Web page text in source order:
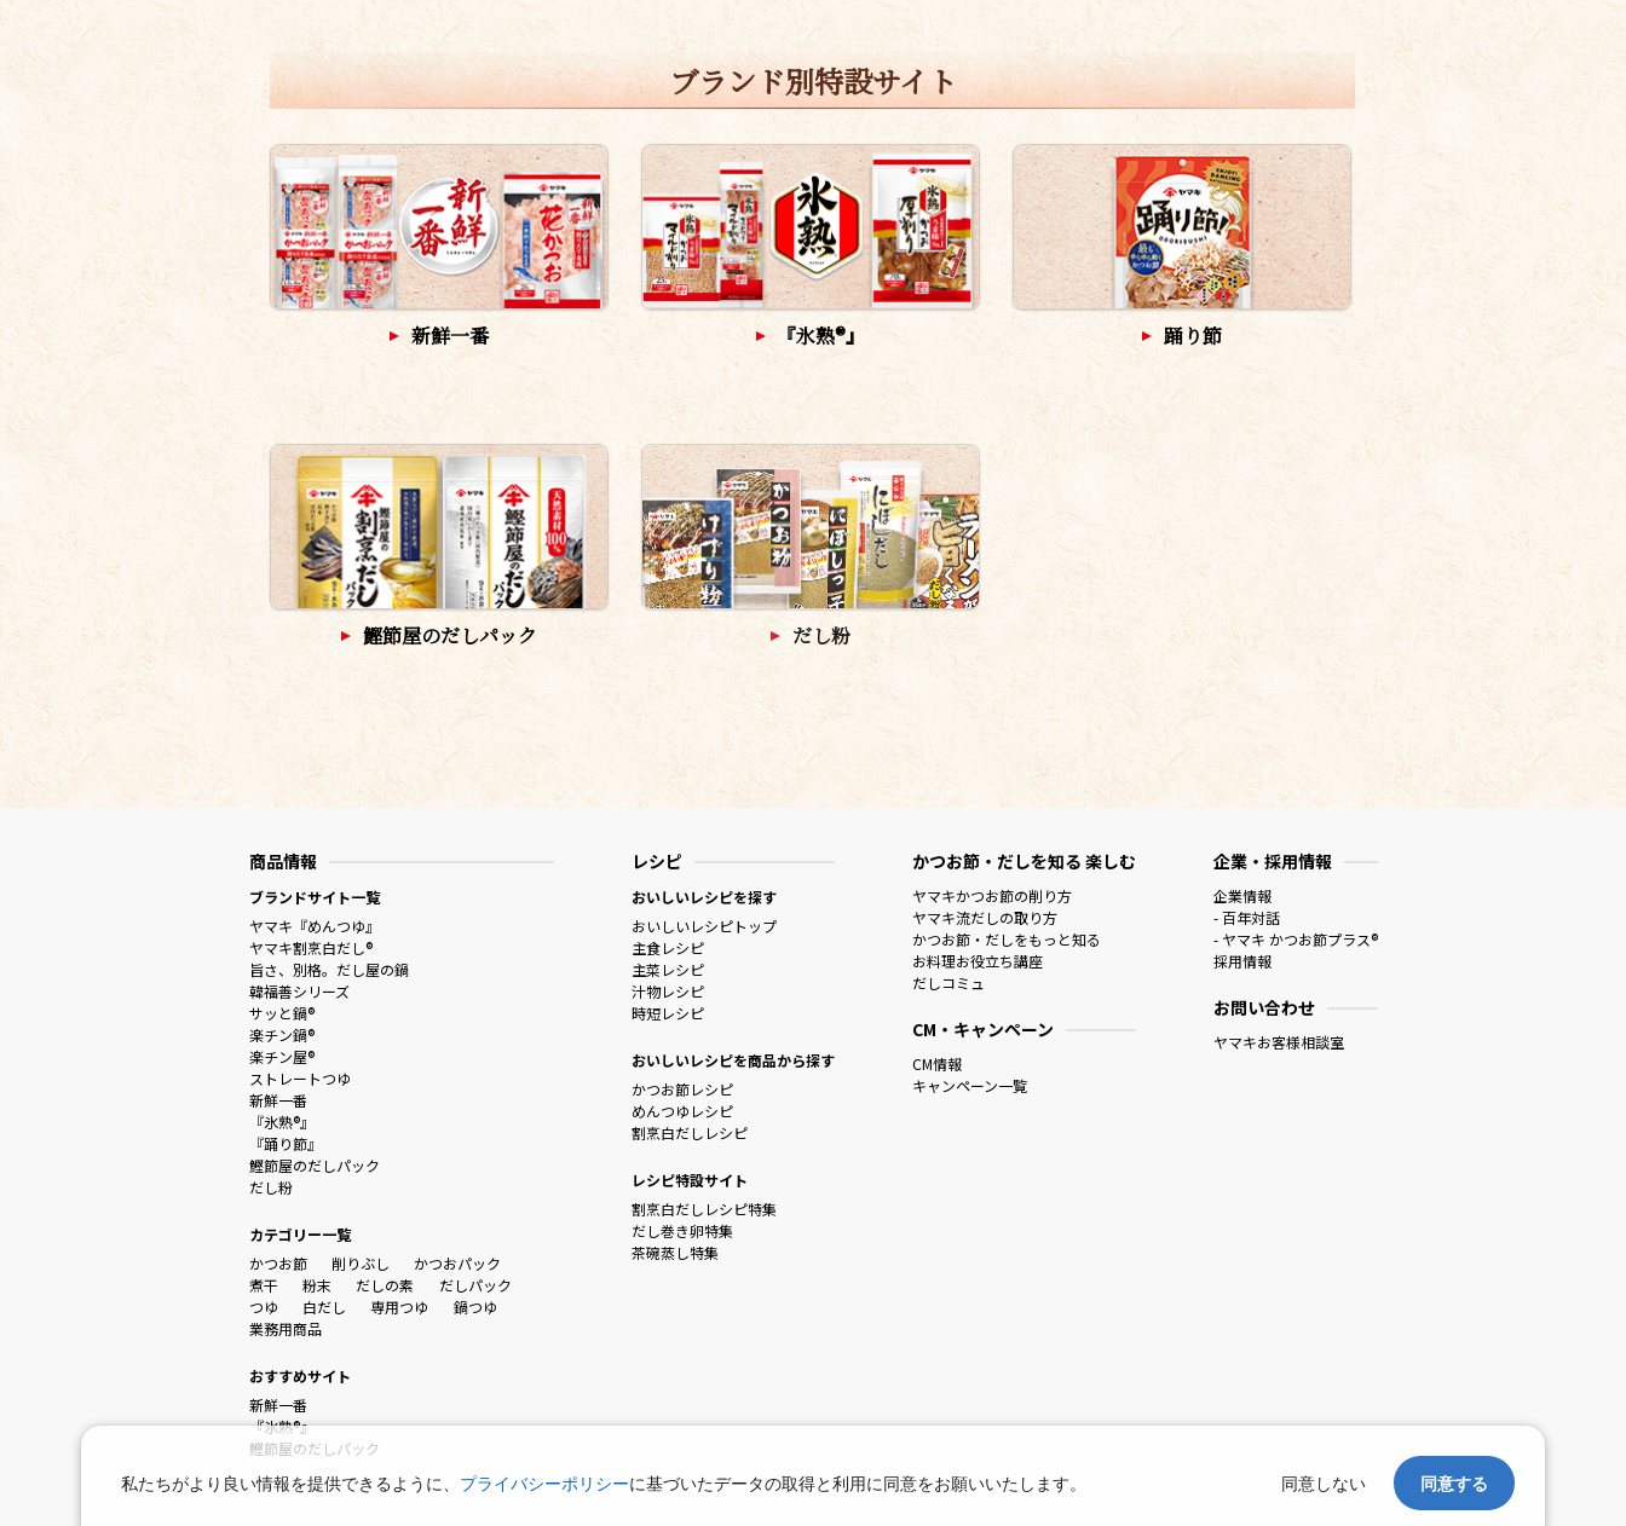
ブランド別特設サイト
新鮮一番 『氷熟®』 踊り節
鰹節屋のだしパック だし粉
商品情報
ブランドサイト一覧
ヤマキ『めんつゆ』
ヤマキ割烹白だし®
旨さ、別格。だし屋の鍋
韓福善シリーズ
サッと鍋®
楽チン鍋®
楽チン屋®
ストレートつゆ
新鮮一番
『氷熟®』
『踊り節』
鰹節屋のだしパック
だし粉
カテゴリー一覧
かつお節
削りぶし
かつおパック
煮干
粉末 だしの素
だしパック
つゆ
白だし 専用つゆ
鍋つゆ
業務用商品
おすすめサイト
新鮮一番
『氷熟®』
鰹節屋のだしパック
レシピ
おいしいレシピを探す
おいしいレシピトップ
主食レシピ
主菜レシピ
汁物レシピ
時短レシピ
おいしいレシピを商品から探す
かつお節レシピ
めんつゆレシピ
割烹白だしレシピ
レシピ特設サイト
割烹白だしレシピ特集
だし巻き卵特集
茶碗蒸し特集
かつお節・だしを知る 楽しむ
ヤマキかつお節の削り方
ヤマキ流だしの取り方
かつお節・だしをもっと知る
お料理お役立ち講座
だしコミュ
CM・キャンペーン
CM情報
キャンペーン一覧
企業・採用情報
企業情報
- 百年対話
- ヤマキ かつお節プラス®
採用情報
お問い合わせ
ヤマキお客様相談室
私たちがより良い情報を提供できるように、 プライバシーポリシーに基づいたデータの取得と利用に同意をお願いいたします。 同意しない 同意する